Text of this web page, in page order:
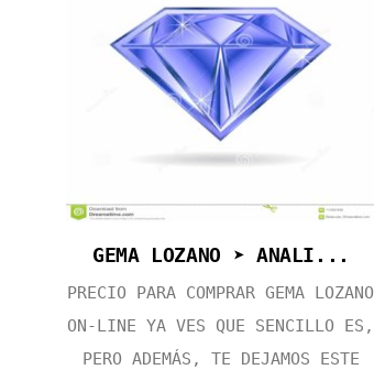
GEMA LOZANO ➤ ANALI...
PRECIO PARA COMPRAR GEMA LOZANO
ON-LINE YA VES QUE SENCILLO ES,
PERO ADEMÁS, TE DEJAMOS ESTE